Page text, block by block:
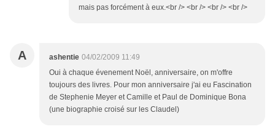
mais pas forcément à eux.<br /> <br /> <br /> <br />
A ashentie 04/02/2009 11:49
Oui à chaque évenement Noël, anniversaire, on m'offre
toujours des livres. Pour mon anniversaire j'ai eu Fascination
de Stephenie Meyer et Camille et Paul de Dominique Bona
(une biographie croisé sur les Claudel)